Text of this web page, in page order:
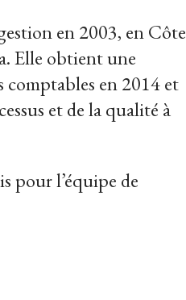
en 2003, en Côte
Elle obtient une
comptables en 2014 et
et de la qualité à
pour l’équipe de